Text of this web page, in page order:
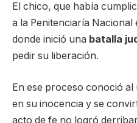
El chico, que había
a la Penitenciaría Nacional
donde inició una batalla
pedir su liberación.
En ese proceso conoció
en su inocencia y se
acto de fe no logró